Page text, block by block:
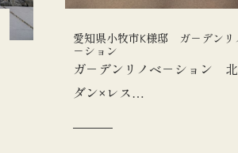
愛知県小牧市K様邸 ガ－デンリ
－ション
ガ－デンリノベ－ション
ダン×レス…